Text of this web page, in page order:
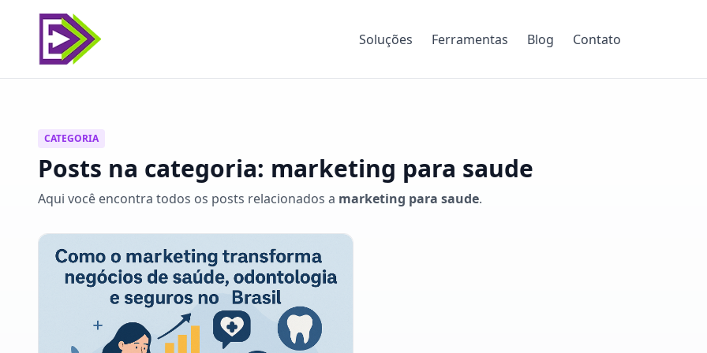
Soluções Ferramentas Blog Contato
CATEGORIA
Posts na categoria: marketing para saude
Aqui você encontra todos os posts relacionados a marketing para saude.